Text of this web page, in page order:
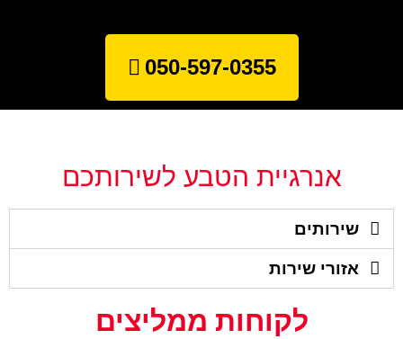
050-597-0355
אנרגיית הטבע לשירותכם
שירותים
אזורי שירות
לקוחות ממליצים